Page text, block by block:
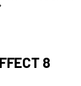
8